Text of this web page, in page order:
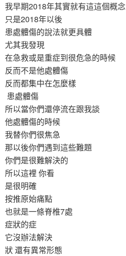
我早期2018年其實就有這這個概念
只是2018年以後
患處體傷的說法就更具體
尤其我發現
在急救或是重症到很危急的時候
反而不是他處體傷
反而都集中在怎麼樣
患處體傷
所以當你們還停流在跟我談
他處體傷的時候
我替你們很焦急
那以後你們遇到這些難題
你們是很難解決的
所以這裡 你看
是很明確
按推原始痛點
也就是一條脊椎7處
症狀的症
它沒辦法解決
狀 還有異常形態